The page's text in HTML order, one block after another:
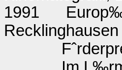
1991
Recklinghausen